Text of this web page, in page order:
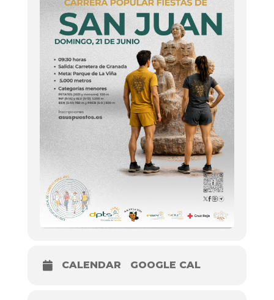
CALENDAR GOOGLE CAL